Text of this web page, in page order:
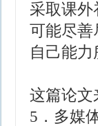
采取课
可能尽善
自己能
这篇论文
5．多媒